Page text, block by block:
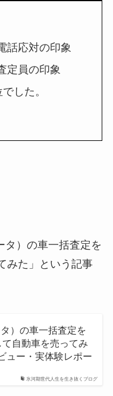
話応対の印象
定員の印象
した。
タ）の車一括査定を
みた」という記事
氷河期世代人生を生き抜くブログ
）の車一括査定を
自動車を売ってみ
ュー・実体験レポー